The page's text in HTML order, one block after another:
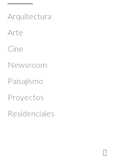
Arquitectura
Arte
Cine
Newsroom
Paisajismo
Proyectos
Residenciales